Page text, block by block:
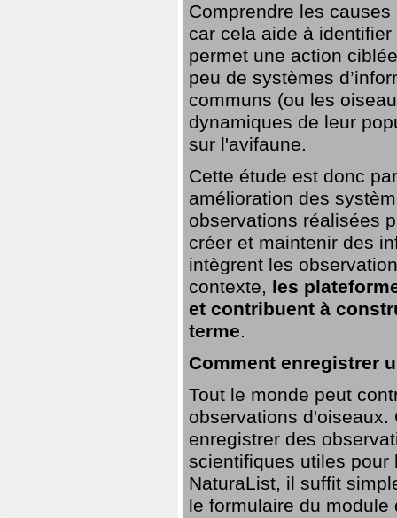
Comprendre les
car cela aide à
permet une action
peu de systèmes
communs (ou les
dynamiques de leur
sur l'avifaune.
Cette étude est donc
amélioration des
observations réalisées
créer et maintenir des
intègrent les
contexte, les
et contribuent à
terme.
Comment enregistrer
Tout le monde peut
observations
enregistrer des
scientifiques utiles pour
NaturaList, il suffit
le formulaire du module